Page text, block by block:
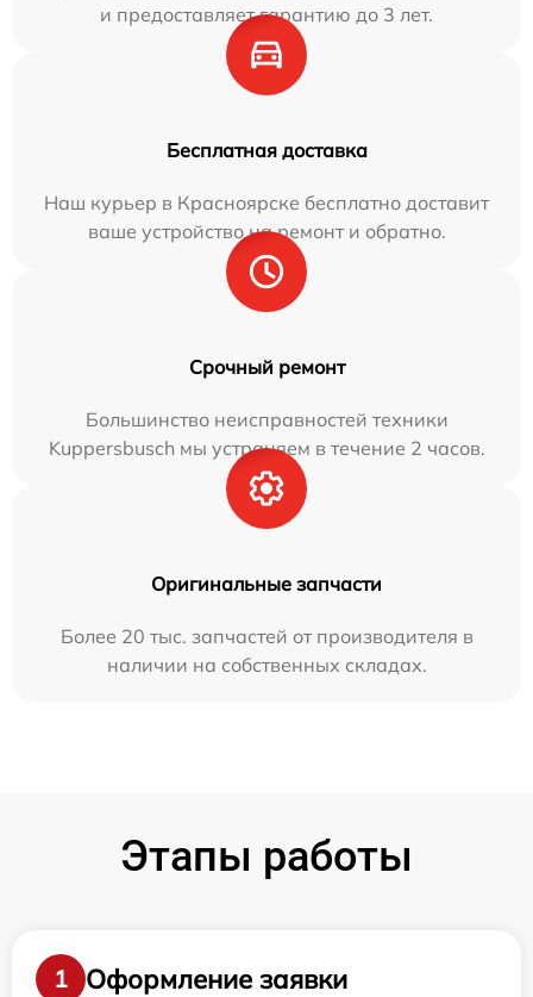
и предоставляет гарантию до 3 лет.
Бесплатная доставка
Наш курьер в Красноярске бесплатно доставит
ваше устройство на ремонт и обратно.
Срочный ремонт
Большинство неисправностей техники
Kuppersbusch мы устраняем в течение 2 часов.
Оригинальные запчасти
Более 20 тыс. запчастей от производителя в
наличии на собственных складах.
Этапы работы
1
Оформление заявки